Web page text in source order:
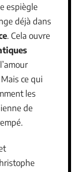
espiègle
déjà dans
. Cela ouvre
ce qui
les
de